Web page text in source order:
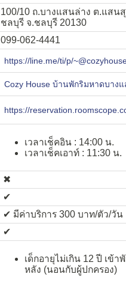
100/10 ถ.บางแสนล่าง ต.แสนสุ
ชลบุรี จ.ชลบุรี 20130
099-062-4441
https://line.me/ti/p/
Cozy House บ้านพักริมหาดบาง
https://
เวลาเช็คอิน : 14:00 น.
เวลาเช็คเอาท์ : 11:30 น.
✖︎
✔︎
✔︎ มีค่าบริการ 300 บาท/ตัว/วัน
✔︎
เด็กอายุไม่เกิน 12 ปี เข้า
หลัง (นอนกับผู้ปกครอง)